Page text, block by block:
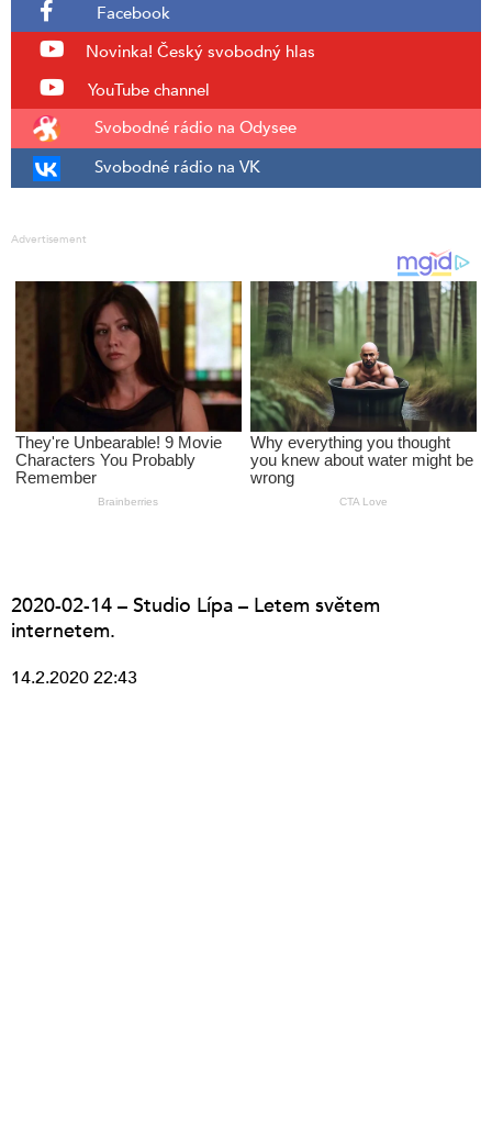
Facebook
Novinka! Český svobodný hlas
YouTube channel
Svobodné rádio na Odysee
Svobodné rádio na VK
Advertisement
2020-02-14 – Studio Lípa – Letem světem
internetem.
14.2.2020 22:43